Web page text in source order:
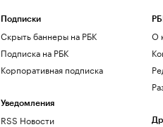
Подписки
Скрыть баннеры на РБК
Подписка на РБК
Корпоративная подписка
Уведомления
RSS Новости
О